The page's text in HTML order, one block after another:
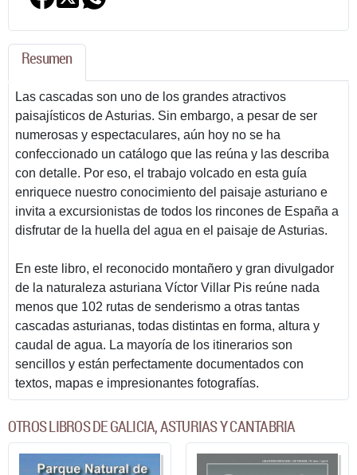
Resumen
Las cascadas son uno de los grandes atractivos
paisajísticos de Asturias. Sin embargo, a pesar de ser
numerosas y espectaculares, aún hoy no se ha
confeccionado un catálogo que las reúna y las describa
con detalle. Por eso, el trabajo volcado en esta guía
enriquece nuestro conocimiento del paisaje asturiano e
invita a excursionistas de todos los rincones de España a
disfrutar de la huella del agua en el paisaje de Asturias.
En este libro, el reconocido montañero y gran divulgador
de la naturaleza asturiana Víctor Villar Pis reúne nada
menos que 102 rutas de senderismo a otras tantas
cascadas asturianas, todas distintas en forma, altura y
caudal de agua. La mayoría de los itinerarios son
sencillos y están perfectamente documentados con
textos, mapas e impresionantes fotografías.
OTROS LIBROS DE GALICIA, ASTURIAS Y CANTABRIA